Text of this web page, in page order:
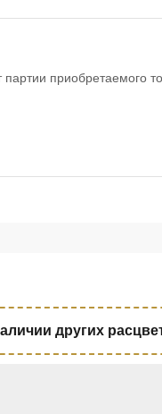
приобретаемого
других